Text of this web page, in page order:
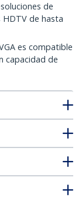
de
HDTV de hasta
es compatible
capacidad de